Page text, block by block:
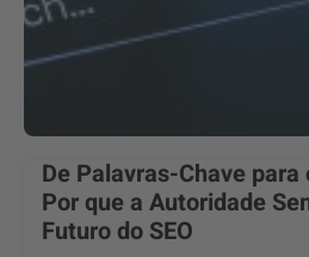
De Palavras-Chave
Por que a Autoridade
Futuro do SEO